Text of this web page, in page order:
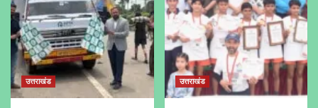
उत्तराखंड उत्तराखंड